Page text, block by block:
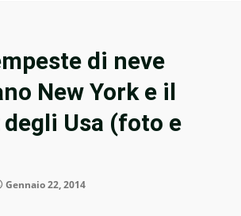
di neve
New York e il
Usa (foto e
Gennaio 22, 2014